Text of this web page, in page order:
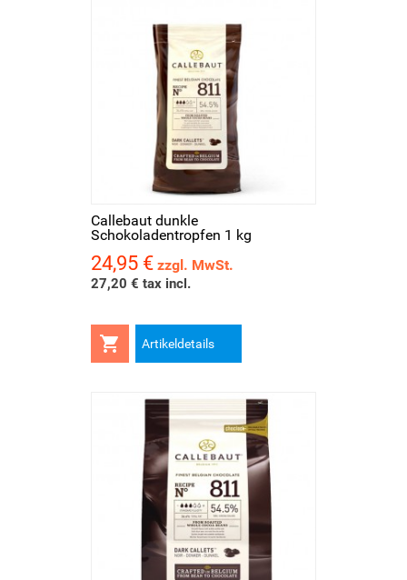
Callebaut dunkle
Schokoladentropfen 1 kg
Preis
24,95 € zzgl. MwSt.
27,20 € tax incl.
 Artikeldetails